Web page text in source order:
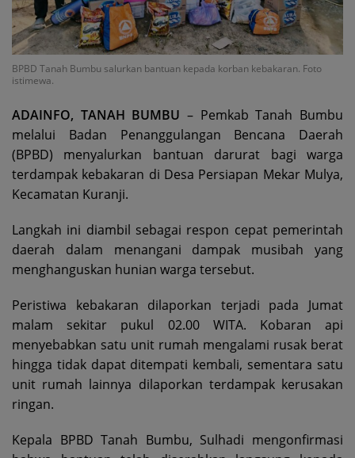
BPBD Tanah Bumbu salurkan bantuan kepada korban kebakaran. Foto
istimewa.
ADAINFO, TANAH BUMBU – Pemkab Tanah Bumbu
melalui Badan Penanggulangan Bencana Daerah
(BPBD) menyalurkan bantuan darurat bagi warga
terdampak kebakaran di Desa Persiapan Mekar Mulya,
Kecamatan Kuranji.
Langkah ini diambil sebagai respon cepat pemerintah
daerah dalam menangani dampak musibah yang
menghanguskan hunian warga tersebut.
Peristiwa kebakaran dilaporkan terjadi pada Jumat
malam sekitar pukul 02.00 WITA. Kobaran api
menyebabkan satu unit rumah mengalami rusak berat
hingga tidak dapat ditempati kembali, sementara satu
unit rumah lainnya dilaporkan terdampak kerusakan
ringan.
Kepala BPBD Tanah Bumbu, Sulhadi mengonfirmasi